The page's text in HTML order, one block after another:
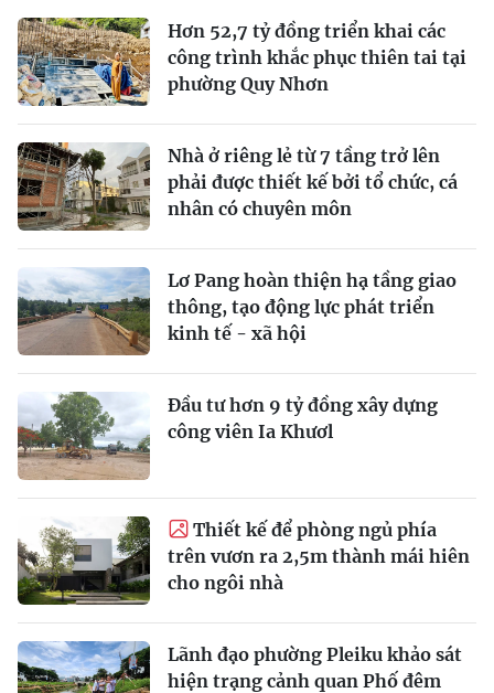
Hơn 52,7 tỷ đồng triển khai các
công trình khắc phục thiên tai tại
phường Quy Nhơn
Nhà ở riêng lẻ từ 7 tầng trở lên
phải được thiết kế bởi tổ chức, cá
nhân có chuyên môn
Lơ Pang hoàn thiện hạ tầng giao
thông, tạo động lực phát triển
kinh tế - xã hội
Đầu tư hơn 9 tỷ đồng xây dựng
công viên Ia Khươl
Thiết kế để phòng ngủ phía
trên vươn ra 2,5m thành mái hiên
cho ngôi nhà
Lãnh đạo phường Pleiku khảo sát
hiện trạng cảnh quan Phố đêm